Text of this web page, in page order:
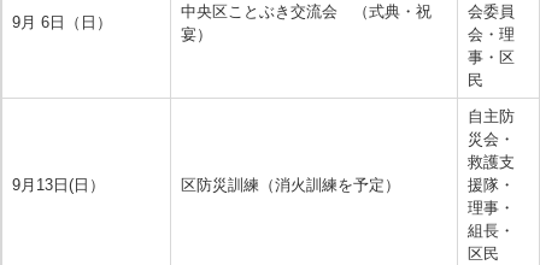
9月 6日（日）
中央区ことぶき交流会 （式典・祝
宴）
会委員
会・理
事・区
民
9月13日(日） 区防災訓練（消火訓練を予定）
自主防
災会・
救護支
援隊・
理事・
組長・
区民